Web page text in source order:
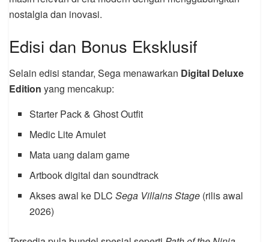
nostalgia dan inovasi.
Edisi dan Bonus Eksklusif
Selain edisi standar, Sega menawarkan Digital Deluxe
Edition yang mencakup:
Starter Pack & Ghost Outfit
Medic Lite Amulet
Mata uang dalam game
Artbook digital dan soundtrack
Akses awal ke DLCSega Villains Stage (rilis awal
2026)